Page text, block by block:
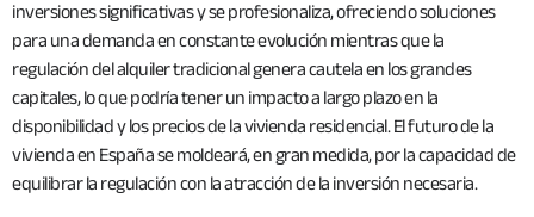
inversiones significativas y se profesionaliza, ofreciendo soluciones
para una demanda en constante evolución mientras que la
regulación del alquiler tradicional genera cautela en los grandes
capitales, lo que podría tener un impacto a largo plazo en la
disponibilidad y los precios de la vivienda residencial. El futuro de la
vivienda en España se moldeará, en gran medida, por la capacidad de
equilibrar la regulación con la atracción de la inversión necesaria.